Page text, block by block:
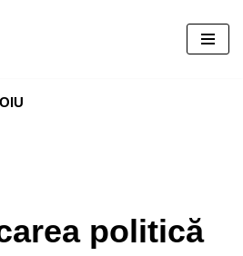
politică